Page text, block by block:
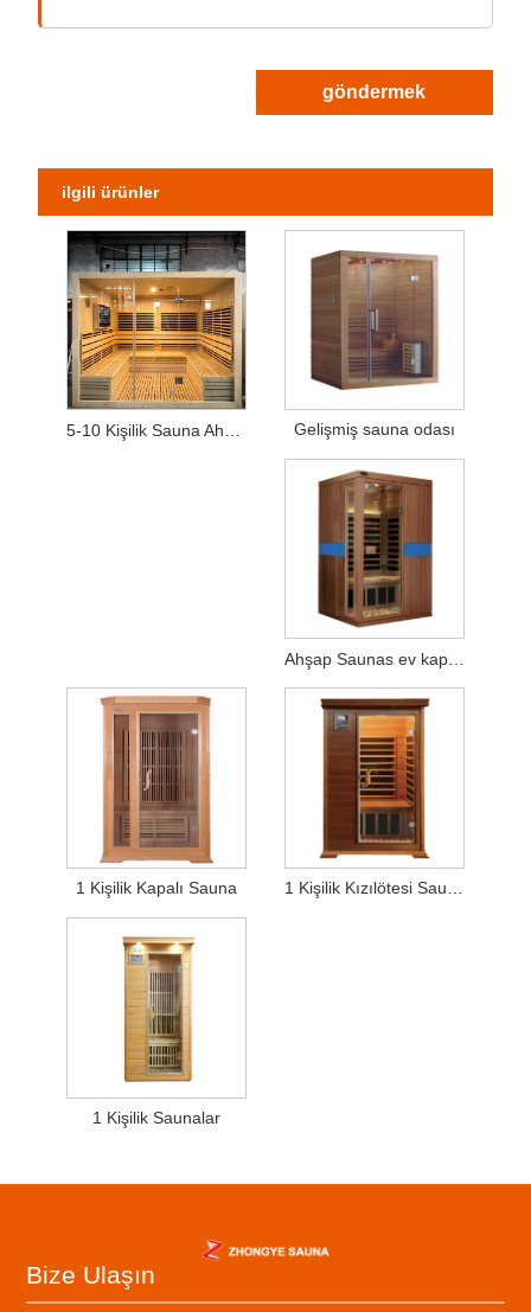
göndermek
ilgili ürünler
Gelişmiş sauna odası
Ahşap Saunas ev kaplıcaları
1 Kişilik Kapalı Sauna 1 Kişilik Kızılötesi Sauna
1 Kişilik Saunalar
Bize Ulaşın